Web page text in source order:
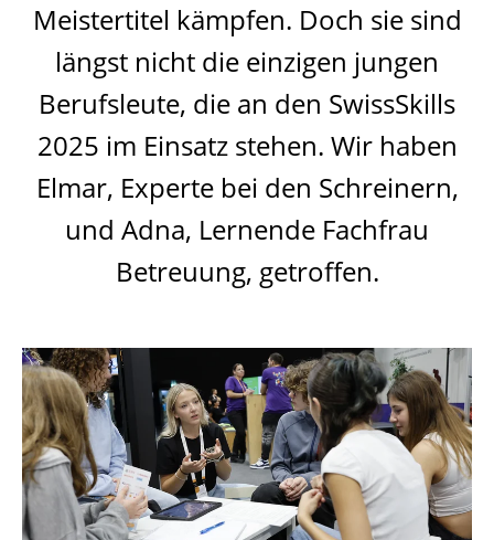
Meistertitel kämpfen. Doch sie sind
längst nicht die einzigen jungen
Berufsleute, die an den SwissSkills
2025 im Einsatz stehen. Wir haben
Elmar, Experte bei den Schreinern,
und Adna, Lernende Fachfrau
Betreuung, getroffen.